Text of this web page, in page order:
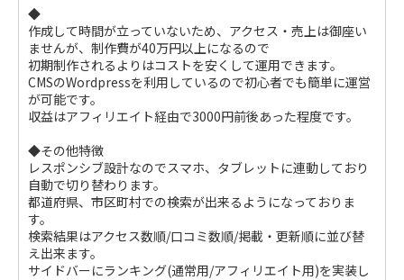
◆
作成して時間が立っていないため、アクセス・売上は御座い
ませんが、制作費が40万円以上になるので
初期制作されるよりはコストを安くして運用できます。
CMSのWordpressを利用しているので初心者でも簡単に運営
が可能です。
収益はアフィリエイト経由で3000円前後あった程度です。
◆その他特徴
レスポンシブ設計なのでスマホ、タブレットに連動しており
自動で切り替わります。
都道府県、市区町村での検索が出来るようになっておりま
す。
検索結果はアクセス数順/口コミ数順/掲載・更新順に並び替
え出来ます。
サイドバーにランキング(通常用/アフィリエイト用)を実装し